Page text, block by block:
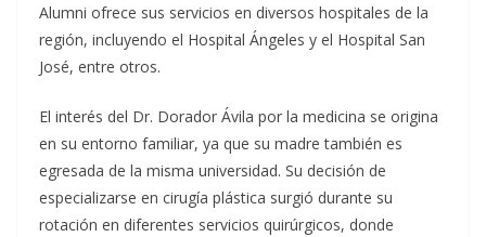
Alumni ofrece sus servicios en diversos hospitales de la
región, incluyendo el Hospital Ángeles y el Hospital San
José, entre otros.
El interés del Dr. Dorador Ávila por la medicina se origina
en su entorno familiar, ya que su madre también es
egresada de la misma universidad. Su decisión de
especializarse en cirugía plástica surgió durante su
rotación en diferentes servicios quirúrgicos, donde